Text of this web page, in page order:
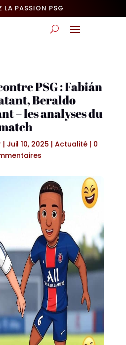
LA PASSION PSG
PSG : Fabián
Beraldo
– les analyses du
| Juil 10, 2025 |Actualité | 0